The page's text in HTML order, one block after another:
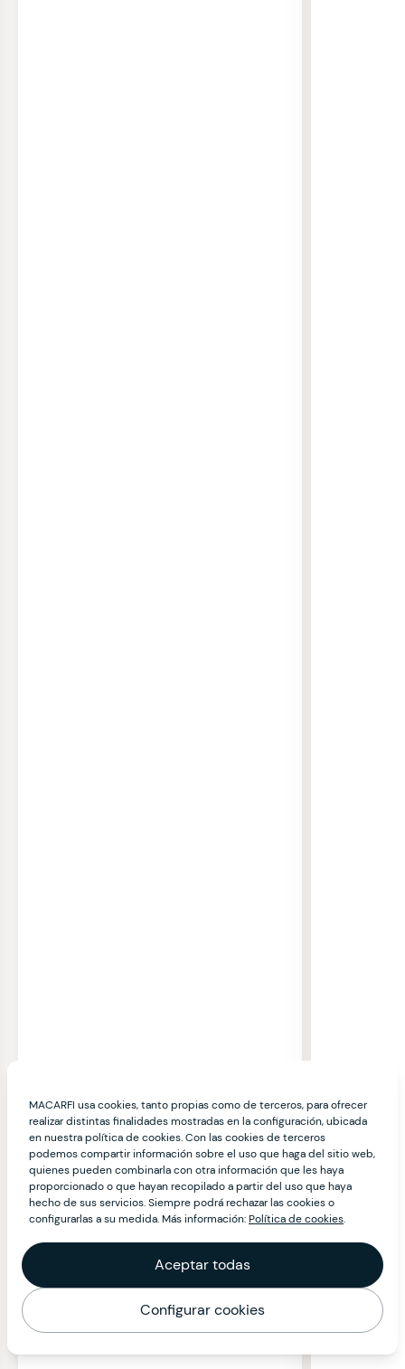
MACARFI usa cookies, tanto propias como de terceros, para ofrecer
realizar distintas finalidades mostradas en la configuración, ubicada
en nuestra política de cookies. Con las cookies de terceros
podemos compartir información sobre el uso que haga del sitio web,
quienes pueden combinarla con otra información que les haya
proporcionado o que hayan recopilado a partir del uso que haya
hecho de sus servicios. Siempre podrá rechazar las cookies o
configurarlas a su medida. Más información:Política de cookies.
Aceptar todas
Configurar cookies